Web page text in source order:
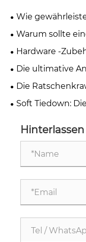
Wie
Ladungssicherheit?
Warum sollte
Wahl für
Hardware -
zuverlässige
Die ultimative
gegen
Die
europäischen
Soft Tiedown: